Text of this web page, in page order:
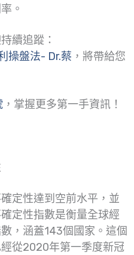
。
續追蹤：
操盤法- Dr.蔡 ，將帶給您
，掌握更多第一手資訊！
定性達到空前水平，並
定性指數是衡量全球經
，涵蓋143個國家。這個
從2020年第一季度新冠